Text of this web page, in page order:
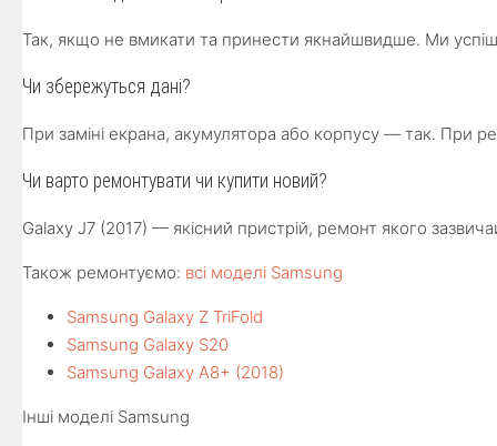
Так, якщо не вмикати та принести якнайшвидше. Ми
Чи збережуться дані?
При заміні екрана, акумулятора або корпусу — так. При
Чи варто ремонтувати чи купити новий?
Galaxy J7 (2017) — якісний пристрій, ремонт якого
Також ремонтуємо: всі моделі Samsung
Samsung Galaxy Z TriFold
Samsung Galaxy S20
Samsung Galaxy A8+ (2018)
Інші моделі Samsung